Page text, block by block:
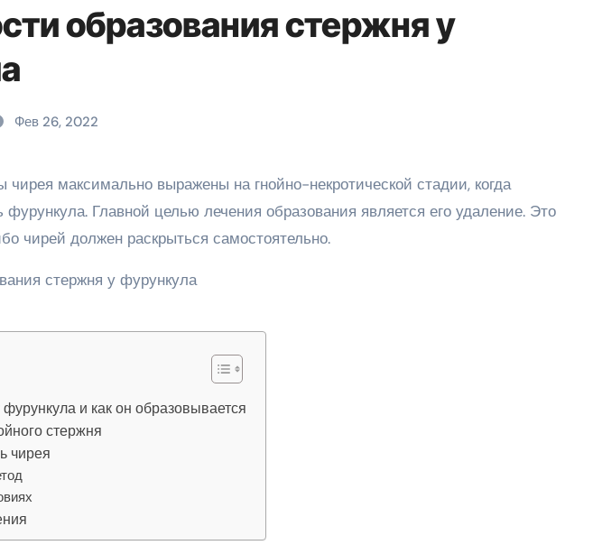
образования стержня у
Фев 26, 2022
Главной целью лечения образования является его удаление. Это
чирей должен раскрыться самостоятельно.
и как он образовывается
стержня
чирея